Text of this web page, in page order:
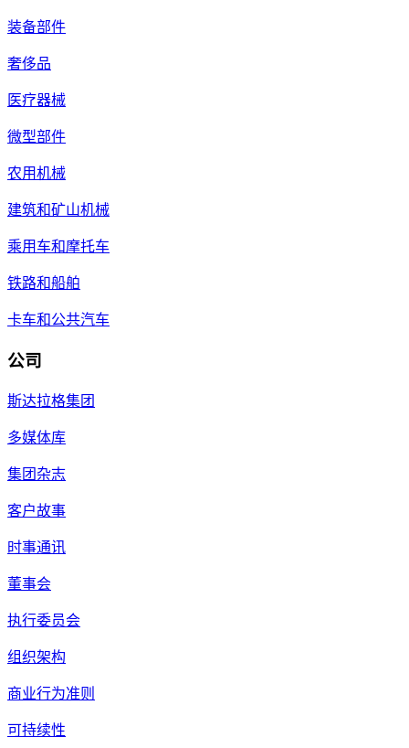
装备部件
奢侈品
医疗器械
微型部件
农用机械
建筑和矿山机械
乘用车和摩托车
铁路和船舶
卡车和公共汽车
公司
斯达拉格集团
多媒体库
集团杂志
客户故事
时事通讯
董事会
执行委员会
组织架构
商业行为准则
可持续性